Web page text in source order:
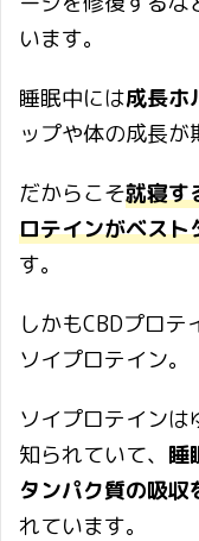
います。
睡眠中には成長ホ
ップや体の成長が
だからこそ就寝す
ロテインがベスト
す。
しかもCBDプロ
ソイプロテイン。
ソイプロテイン
知られていて、 睡
タンパク質の吸収
れています。